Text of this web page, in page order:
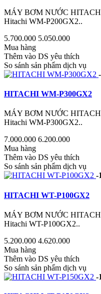
MÁY BƠM NƯỚC
Hitachi WM-P200GX2..
5.700.000 5.050.000
Mua hàng
Thêm vào DS yêu thích
So sánh sản phẩm dịch vụ
HITACHI WM-P300GX2
MÁY BƠM NƯỚC
Hitachi WM-P300GX2..
7.000.000 6.200.000
Mua hàng
Thêm vào DS yêu thích
So sánh sản phẩm dịch vụ
-
HITACHI WT-P100GX2
MÁY BƠM NƯỚC
Hitachi WT-P100GX2..
5.200.000 4.620.000
Mua hàng
Thêm vào DS yêu thích
So sánh sản phẩm dịch vụ
-